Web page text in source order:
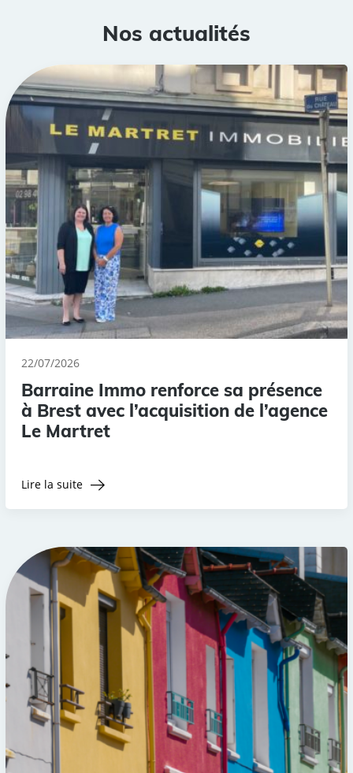
Nos actualités
22/07/2026
Barraine Immo renforce sa présence
à Brest avec l’acquisition de l’agence
Le Martret
Lire la suite